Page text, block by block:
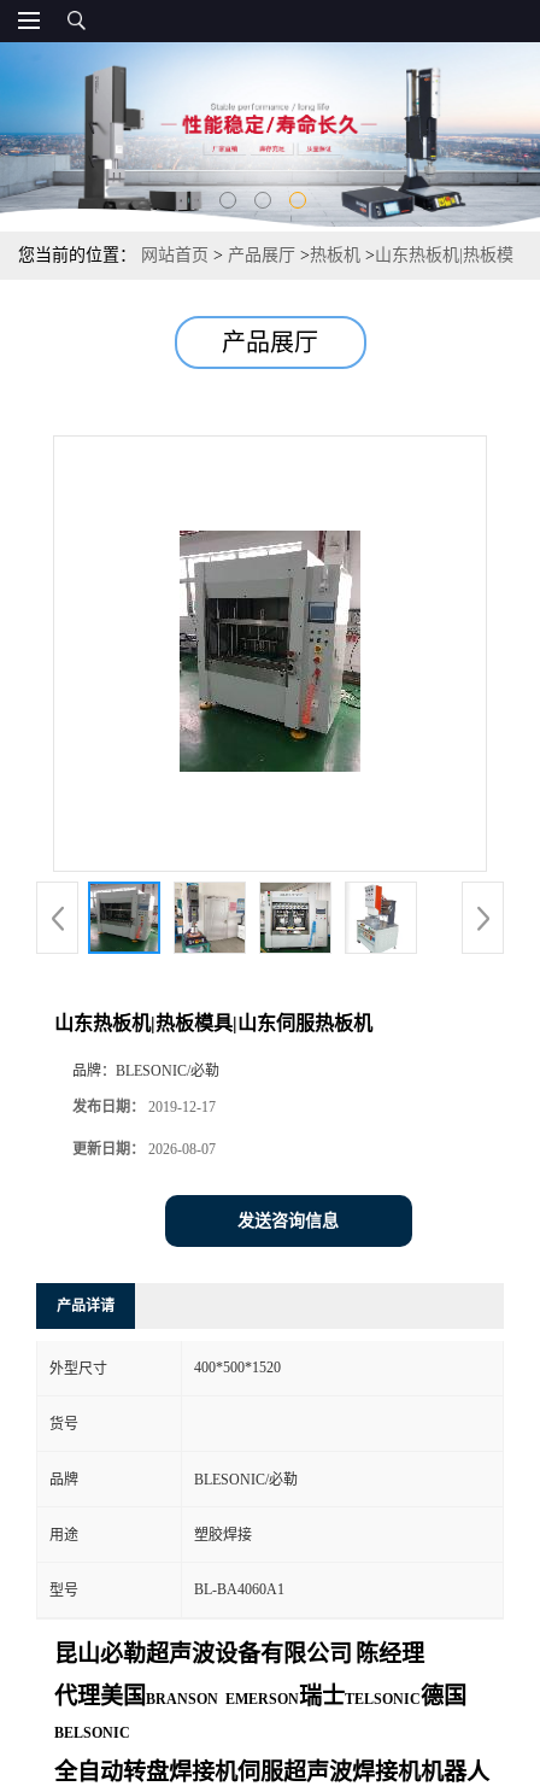
您当前的位置： 网站首页 > 产品展厅 >热板机 >山东热板机|热板模
产品展厅
山东热板机|热板模具|山东伺服热板机
品牌： BLESONIC/必勒
发布日期： 2019-12-17
更新日期： 2026-08-07
发送咨询信息
产品详请
外型尺寸 400*500*1520
货号
品牌 BLESONIC/必勒
用途 塑胶焊接
型号 BL-BA4060A1
昆山必勒超声波设备有限公司 陈经理
代理美国 BRANSON EMERSON瑞士TELSONIC德国
BELSONIC
全自动转盘焊接机伺服超声波焊接机机器人